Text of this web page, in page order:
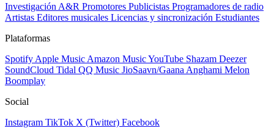
Investigación A&R Promotores Publicistas Programadores de radio
Artistas Editores musicales Licencias y sincronización Estudiantes
Plataformas
Spotify Apple Music Amazon MusicYouTube Shazam Deezer
SoundCloud Tidal QQ Music JioSaavn/Gaana Anghami Melon
Boomplay
Social
Instagram TikTok X (Twitter) Facebook